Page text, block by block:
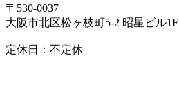
〒530-0037
大阪市北区松ヶ枝町5-2 昭星ビル1F
定休日：不定休